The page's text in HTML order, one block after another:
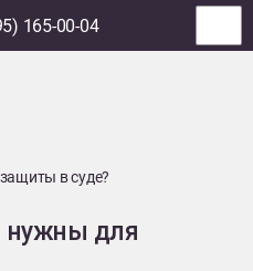
165-00-04
в суде?
нужны для